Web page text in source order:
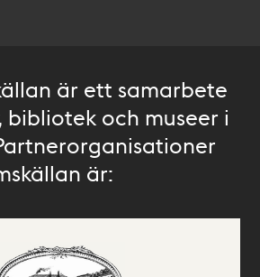
är ett samarbete
bibliotek och museer i
är: